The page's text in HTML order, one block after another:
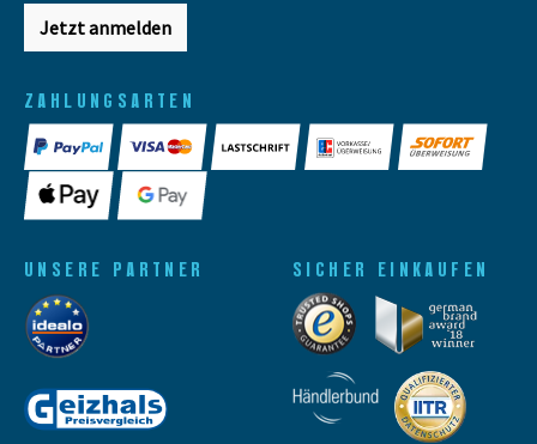
Jetzt anmelden
ZAHLUNGSARTEN
UNSERE PARTNER SICHER EINKAUFEN